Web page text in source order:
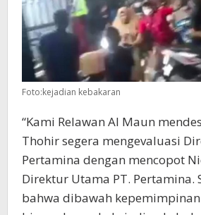
Foto:kejadian kebakaran
“Kami Relawan Al Maun
Thohir segera mengevaluasi
Pertamina dengan mencopot
Direktur Utama PT. Pertamina.
bahwa dibawah